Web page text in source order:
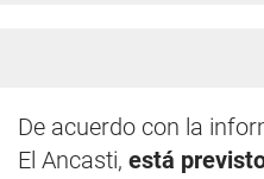
De acuerdo con la
El Ancasti, está